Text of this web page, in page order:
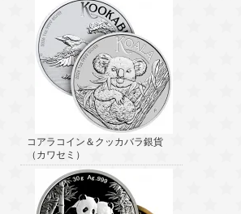
コアラコイン＆クッカバラ銀貨
（カワセミ）